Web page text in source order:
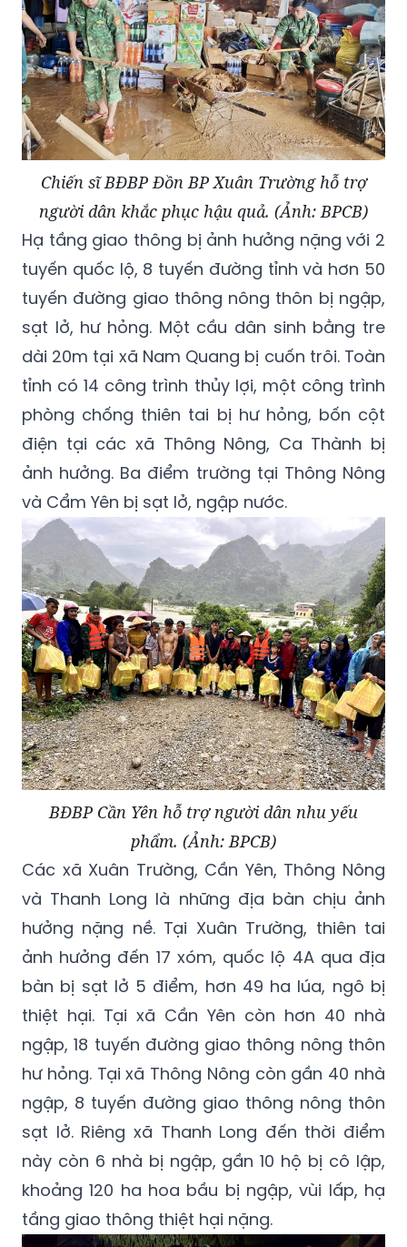
Chiến sĩ BĐBP Đồn BP Xuân Trường hỗ trợ
người dân khắc phục hậu quả. (Ảnh: BPCB)
Hạ tầng giao thông bị ảnh hưởng nặng với 2
tuyến quốc lộ, 8 tuyến đường tỉnh và hơn 50
tuyến đường giao thông nông thôn bị ngập,
sạt lở, hư hỏng. Một cầu dân sinh bằng tre
dài 20m tại xã Nam Quang bị cuốn trôi. Toàn
tỉnh có 14 công trình thủy lợi, một công trình
phòng chống thiên tai bị hư hỏng, bốn cột
điện tại các xã Thông Nông, Ca Thành bị
ảnh hưởng. Ba điểm trường tại Thông Nông
và Cẩm Yên bị sạt lở, ngập nước.
BĐBP Cần Yên hỗ trợ người dân nhu yếu
phẩm. (Ảnh: BPCB)
Các xã Xuân Trường, Cần Yên, Thông Nông
và Thanh Long là những địa bàn chịu ảnh
hưởng nặng nề. Tại Xuân Trường, thiên tai
ảnh hưởng đến 17 xóm, quốc lộ 4A qua địa
bàn bị sạt lở 5 điểm, hơn 49 ha lúa, ngô bị
thiệt hại. Tại xã Cần Yên còn hơn 40 nhà
ngập, 18 tuyến đường giao thông nông thôn
hư hỏng. Tại xã Thông Nông còn gần 40 nhà
ngập, 8 tuyến đường giao thông nông thôn
sạt lở. Riêng xã Thanh Long đến thời điểm
này còn 6 nhà bị ngập, gần 10 hộ bị cô lập,
khoảng 120 ha hoa bầu bị ngập, vùi lấp, hạ
tầng giao thông thiệt hại nặng.